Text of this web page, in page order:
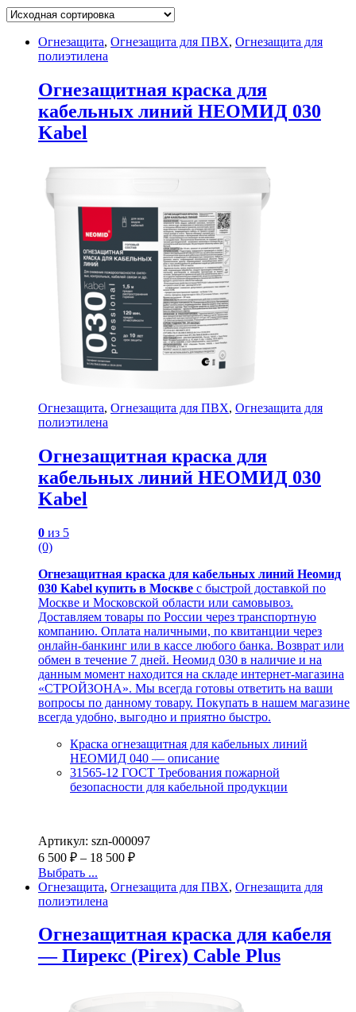
Огнезащита, Огнезащита для ПВХ, Огнезащита для
полиэтилена
Огнезащитная краска для
кабельных линий НЕОМИД 030
Kabel
Огнезащита, Огнезащита для ПВХ, Огнезащита для
полиэтилена
Огнезащитная краска для
кабельных линий НЕОМИД 030
Kabel
0 из 5
(0)
Огнезащитная краска для кабельных линий Неомид
030 Kabel купить в Москве с быстрой доставкой по
Москве и Московской области или самовывоз.
Доставляем товары по России через транспортную
компанию. Оплата наличными, по квитанции через
онлайн-банкинг или в кассе любого банка. Возврат или
обмен в течение 7 дней. Неомид 030 в наличие и на
данным момент находится на складе интернет-магазина
«СТРОЙЗОНА». Мы всегда готовы ответить на ваши
вопросы по данному товару. Покупать в нашем магазине
всегда удобно, выгодно и приятно быстро.
Краска огнезащитная для кабельных линий
НЕОМИД 040 — описание
31565-12 ГОСТ Требования пожарной
безопасности для кабельной продукции
Артикул: szn-000097
6 500 ₽ – 18 500 ₽
Выбрать ...
Огнезащита, Огнезащита для ПВХ, Огнезащита для
полиэтилена
Огнезащитная краска для кабеля
— Пирекс (Pirex) Cable Plus